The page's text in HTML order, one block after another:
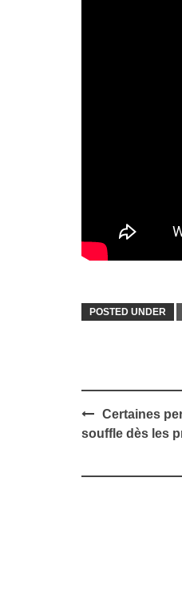
POSTED UNDER
Post
navigation
Certaines
souffle dès les